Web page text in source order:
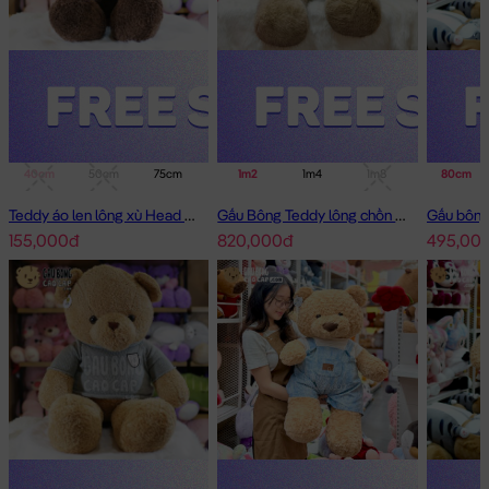
75cm 1m 1m4
Teddy áo len lông xù Head and Tales
155,000đ
1m2 1m4
Gấu Bông Teddy lông chồn cao cấp
820,000đ
80cm